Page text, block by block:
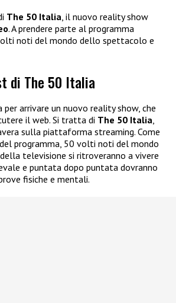
The 50 Italia , il nuovo reality show
. A prendere parte al programma
noti del mondo dello spettacolo e
di The 50 Italia
per arrivare un nuovo reality show, che
il web. Si tratta di The 50 Italia,
sulla piattaforma streaming. Come
programma, 50 volti noti del mondo
televisione si ritroveranno a vivere
e puntata dopo puntata dovranno
fisiche e mentali.